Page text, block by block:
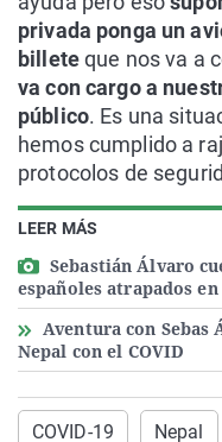
LEER MÁS
Sebastián Álvaro
españoles atrapados
Aventura con Sebas
Nepal con el COVID
privada ponga un
billeteque nos va a
va con cargo a
público. Es una
hemos cumplido a
protocolos de
COVID-19 Nepal